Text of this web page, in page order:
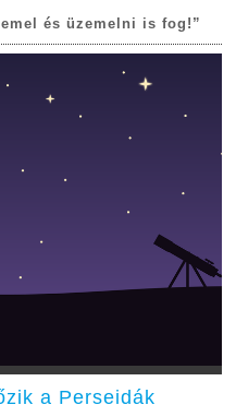
és üzemelni is fog!”
a Perseidák